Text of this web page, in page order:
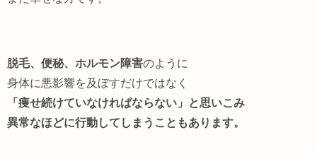
脱毛、便秘、ホルモン障害のように
身体に悪影響を及ぼすだけではなく
「痩せ続けていなければならない」と思いこみ
異常なほどに行動してしまうこともあります。